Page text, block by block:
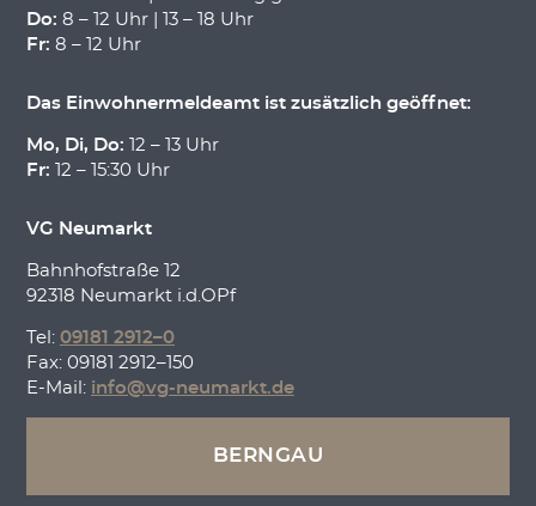
Do: 8 – 12 Uhr | 13 – 18 Uhr
Fr: 8 – 12 Uhr
Das Einwohnermeldeamt ist zusätzlich geöffnet:
Mo, Di, Do: 12 – 13 Uhr
Fr: 12 – 15:30 Uhr
VG Neumarkt
Bahnhofstraße 12
92318 Neumarkt i.d.OPf
Tel: 09181 2912–0
Fax: 09181 2912–150
E-Mail: info@vg-neumarkt.de
BERNGAU